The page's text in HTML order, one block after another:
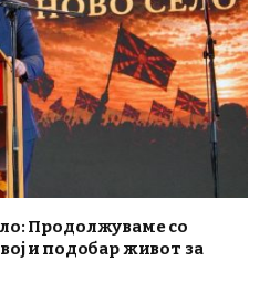
Продолжуваме со
и подобар живот за